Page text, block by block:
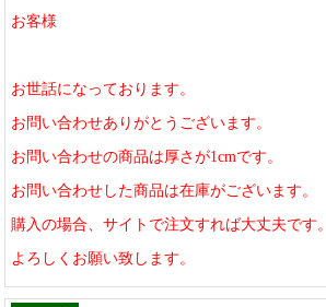
お客様
お世話になっております。
お問い合わせありがとうございます。
お問い合わせの商品は厚さが1cmです。
お問い合わせした商品は在庫がございます。
購入の場合、サイトで注文すれば大丈夫です。
よろしくお願い致します。